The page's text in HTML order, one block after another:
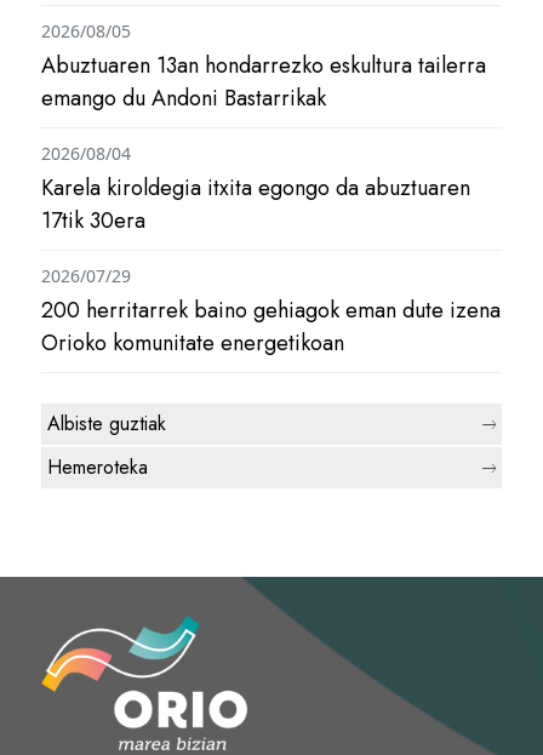
Abuztuaren 13an hondarrezko eskultura tailerra
emango du Andoni Bastarrikak
2026/08/05
Karela kiroldegia itxita egongo da abuztuaren
17tik 30era
2026/08/04
200 herritarrek baino gehiagok eman dute izena
Orioko komunitate energetikoan
2026/07/29
Albiste guztiak
Hemeroteka